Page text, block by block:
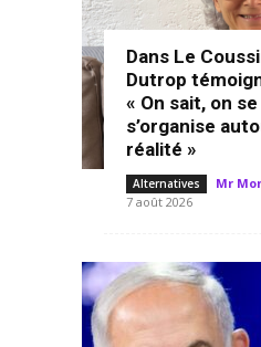
Dans Le
Dutrop
« On sait, on
s’organise
réalité »
Alternatives Mr
7 août 2026